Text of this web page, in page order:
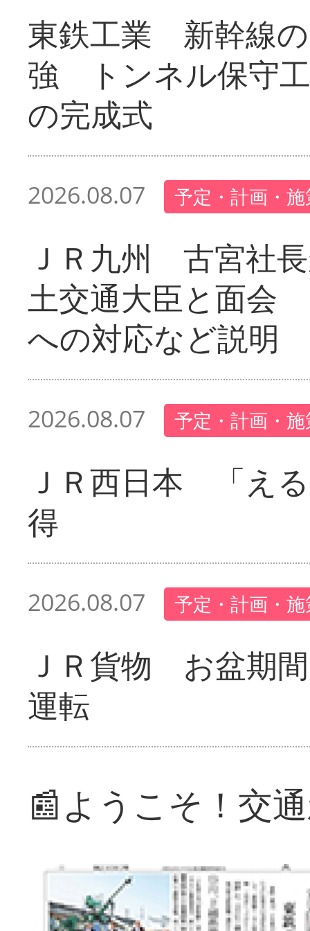
東鉄工業 新幹線
強 トンネル保守
の完成式
2026.08.07 予定・計画・
ＪＲ九州 古宮社
土交通大臣と面会
への対応など説明
2026.08.07 予定・計画・
ＪＲ西日本 「え
得
2026.08.07 予定・計画・
ＪＲ貨物 お盆期
運転
📰ようこそ！交